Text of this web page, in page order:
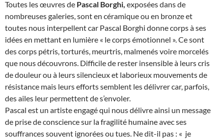
Toutes les œuvres de Pascal Borghi, exposées dans de
nombreuses galeries, sont en céramique ou en bronze et
toutes nous interpellent car Pascal Borghi donne corps à ses
idées en mettant en lumière « le corps émotionnel ». Ce sont
des corps pétris, torturés, meurtris, malmenés voire morcelés
que nous découvrons. Difficile de rester insensible à leurs cris
de douleur ou à leurs silencieux et laborieux mouvements de
résistance mais leurs efforts semblent les délivrer car, parfois,
des ailes leur permettent de s’envoler.
Pascal est un artiste engagé qui nous délivre ainsi un message
de prise de conscience sur la fragilité humaine avec ses
souffrances souvent ignorées ou tues. Ne dit-il pas : « je